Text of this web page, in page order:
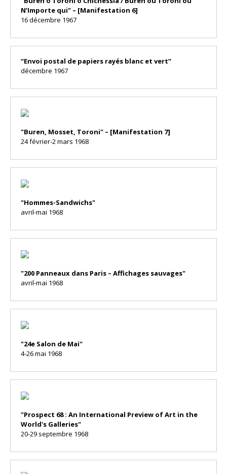
N’Importe qui" – [Manifestation 6]
16 décembre 1967
“Envoi postal de papiers rayés blanc et vert”
décembre 1967
"Buren, Mosset, Toroni" – [Manifestation 7]
24 février-2 mars 1968
"Hommes-Sandwichs"
avril-mai 1968
"200 Panneaux dans Paris – Affichages sauvages"
avril-mai 1968
"24e Salon de Mai"
4-26 mai 1968
"Prospect 68 : An International Preview of Art in the
World's Galleries"
20-29 septembre 1968